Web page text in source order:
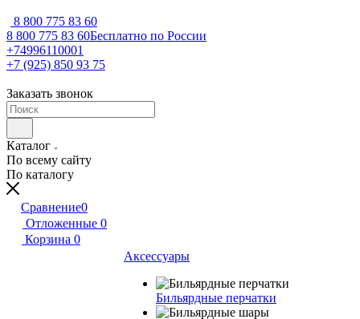
8 800 775 83 60
8 800 775 83 60Бесплатно по России
+74996110001
+7 (925) 850 93 75
Заказать звонок
Каталог
По всему сайту
По каталогу
Сравнение0
Отложенные 0
Корзина 0
Аксессуары
Бильярдные перчатки